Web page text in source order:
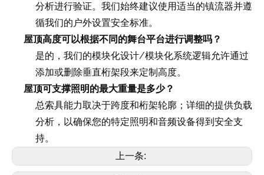
分析进行验证。我们始终建议使用适当的镇流器并遵
循我们的 户外设置安全标准。
屋顶高度可以根据不同的舞台平台进行调整吗？
是的，我们的模块化设计/模块化系统逻辑允许通过
添加或删除垂直桁架段来定制高度。
屋顶可支撑照明的最大重量是多少？
总索具能力取决于跨度和桁架轮廓；详细的提供负载
分析，以确保您的特定照明和音频设备得到安全支
持。
上一条: